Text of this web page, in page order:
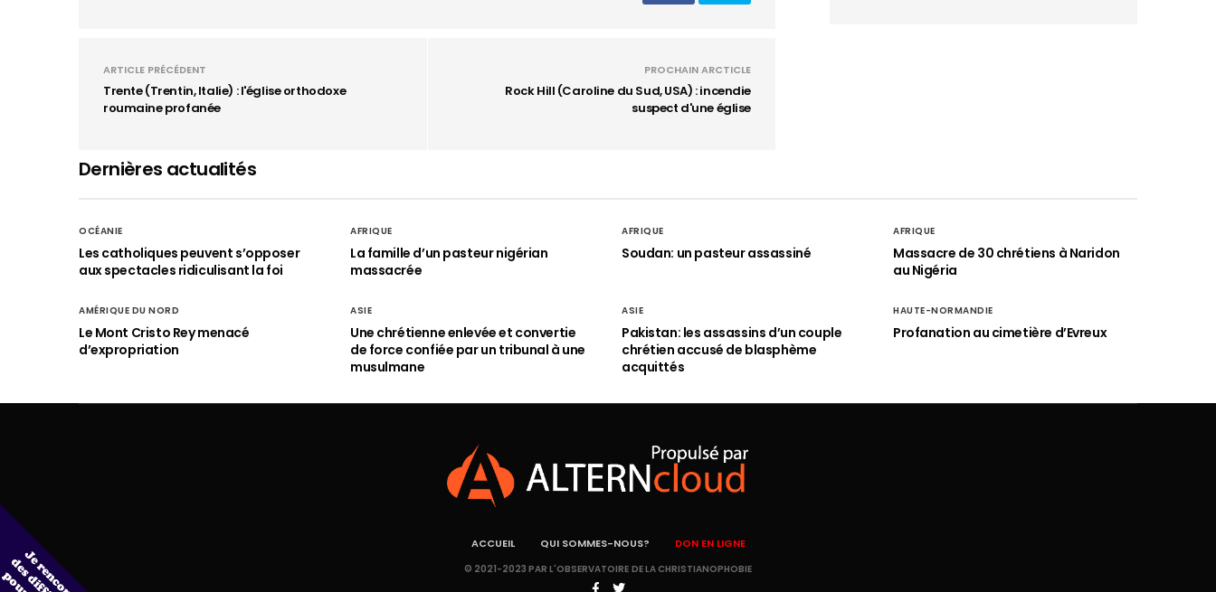
ARTICLE PRÉCÉDENT
Trente (Trentin, Italie) : l'église orthodoxe
roumaine profanée
PROCHAIN ARCTICLE
Rock Hill (Caroline du Sud, USA) : incendie
suspect d'une église
Dernières actualités
OCÉANIE
Les catholiques peuvent s’opposer
aux spectacles ridiculisant la foi
AFRIQUE
La famille d’un pasteur nigérian
massacrée
AFRIQUE
Soudan: un pasteur assassiné
AFRIQUE
Massacre de 30 chrétiens à Naridon
au Nigéria
AMÉRIQUE DU NORD
Le Mont Cristo Rey menacé
d’expropriation
ASIE
Une chrétienne enlevée et convertie
de force confiée par un tribunal à une
musulmane
ASIE
Pakistan: les assassins d’un couple
chrétien accusé de blasphème
acquittés
HAUTE-NORMANDIE
Profanation au cimetière d’Evreux
ACCUEIL QUI SOMMES-NOUS? DON EN LIGNE
© 2021-2023 PAR L'OBSERVATOIRE DE LA CHRISTIANOPHOBIE